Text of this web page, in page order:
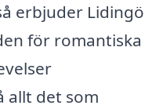
erbjuder Lidingö
för romantiska
allt det som